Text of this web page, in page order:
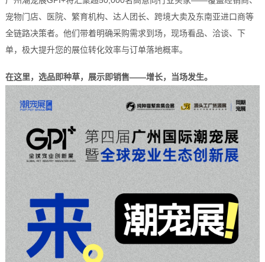
宠物门店、医院、繁育机构、达人团长、跨境大卖及东南亚进口商等
全链路决策者。他们带着明确采购需求到场，现场看品、洽谈、下
单，极大提升您的展位转化效率与订单落地概率。
在这里，选品即种草，展示即销售——增长，当场发生。